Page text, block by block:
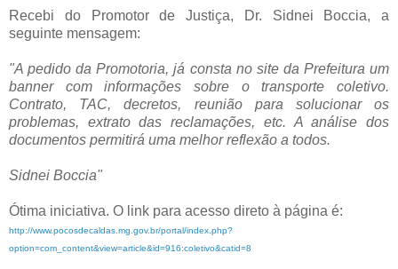
Recebi do Promotor de Justiça, Dr. Sidnei Boccia, a
seguinte mensagem:
"A pedido da Promotoria, já consta no site da Prefeitura um
banner com informações sobre o transporte coletivo.
Contrato, TAC, decretos, reunião para solucionar os
problemas, extrato das reclamações, etc. A análise dos
documentos permitirá uma melhor reflexão a todos.
Sidnei Boccia"
Ótima iniciativa. O link para acesso direto à página é:
http://www.pocosdecaldas.mg.gov.br/portal/index.php?
option=com_content&view=article&id=916:coletivo&catid=8